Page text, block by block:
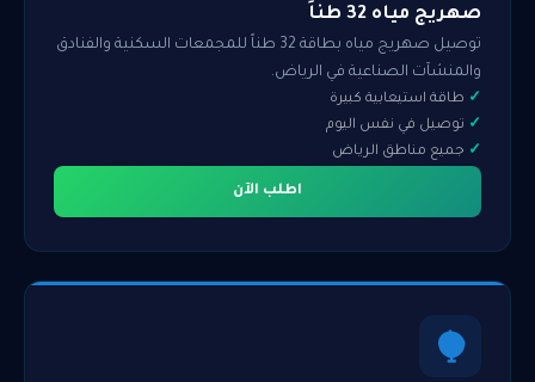
صهريج مياه 32 طناً
توصيل صهريج مياه بطاقة 32 طناً للمجمعات السكنية والفنادق
والمنشآت الصناعية في الرياض.
طاقة استيعابية كبيرة
توصيل في نفس اليوم
جميع مناطق الرياض
اطلب الآن